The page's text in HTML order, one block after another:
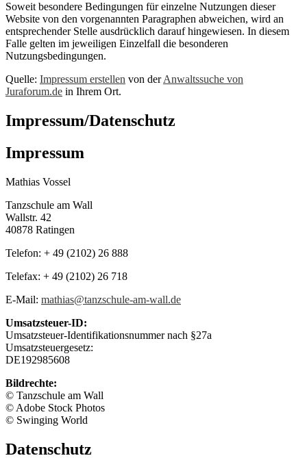
Soweit besondere Bedingungen für einzelne Nutzungen dieser
Website von den vorgenannten Paragraphen abweichen, wird an
entsprechender Stelle ausdrücklich darauf hingewiesen. In diesem
Falle gelten im jeweiligen Einzelfall die besonderen
Nutzungsbedingungen.
Quelle: Impressum erstellen von derAnwaltssuche von
Juraforum.de in Ihrem Ort.
Impressum/Datenschutz
Impressum
Mathias Vossel
Tanzschule am Wall
Wallstr. 42
40878 Ratingen
Telefon: + 49 (2102) 26 888
Telefax: + 49 (2102) 26 718
E-Mail: mathias@tanzschule-am-wall.de
Umsatzsteuer-ID:
Umsatzsteuer-Identifikationsnummer nach §27a
Umsatzsteuergesetz:
DE192985608
Bildrechte:
© Tanzschule am Wall
© Adobe Stock Photos
© Swinging World
Datenschutz